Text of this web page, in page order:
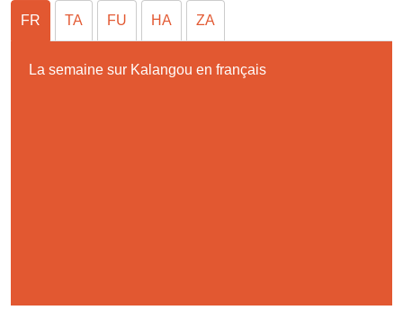
FR TA FU HA ZA
La semaine sur Kalangou en français